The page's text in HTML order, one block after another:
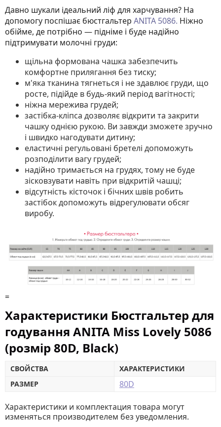
Давно шукали ідеальний ліф для харчування? На
допомогу поспішає бюстгальтер ANITA 5086. Ніжно
обійме, де потрібно — підніме і буде надійно
підтримувати молочні груди:
щільна формована чашка забезпечить
комфортне прилягання без тиску;
м'яка тканина тягнеться і не здавлює груди, що
росте, підійде в будь-який період вагітності;
ніжна мережива грудей;
застібка-кліпса дозволяє відкрити та закрити
чашку однією рукою. Ви завжди зможете зручно
і швидко нагодувати дитину;
еластичні регульовані бретелі допоможуть
розподілити вагу грудей;
надійно тримається на грудях, тому не буде
зісковзувати навіть при відкритій чашці;
відсутність кісточок і бічних швів робить
застібок допоможуть відрегулювати обсяг
виробу.
=
Характеристики Бюстгальтер для
годування ANITA Miss Lovely 5086
(розмір 80D, Black)
СВОЙСТВА
ХАРАКТЕРИСТИКИ
РАЗМЕР
80D
Характеристики и комплектация товара могут
изменяться производителем без уведомления.